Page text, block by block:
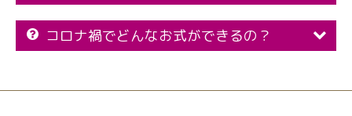
コロナ禍でどんなお式ができるの？